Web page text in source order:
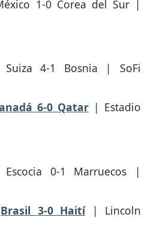
1-0 Corea del Sur |
4-1 Bosnia | SoFi
6-0 Qatar | Estadio
0-1 Marruecos |
Brasil 3-0 Haití| Lincoln